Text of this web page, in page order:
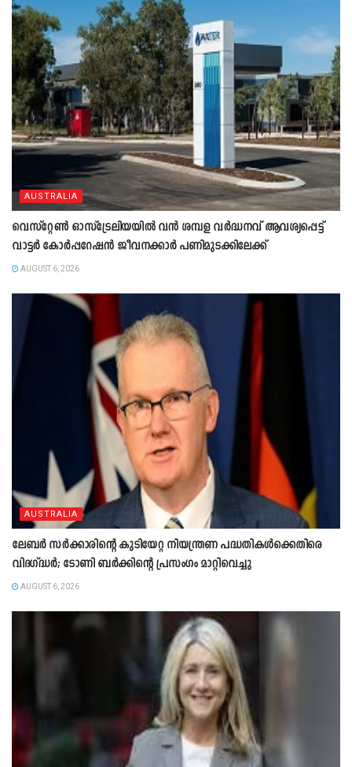
AUSTRALIA
വെസ്റ്റേൺ ഓസ്‌ട്രേലിയയിൽ വൻ ശമ്പള വർദ്ധനവ് ആവശ്യപ്പെട്ട്
വാട്ടർ കോർപ്പറേഷൻ ജീവനക്കാർ പണിമുടക്കിലേക്ക്
AUGUST 6, 2026
AUSTRALIA
ലേബർ സർക്കാരിന്റെ കുടിയേറ്റ നിയന്ത്രണ പദ്ധതികൾക്കെതിരെ
വിദഗ്ദ്ധർ; ടോണി ബർക്കിന്റെ പ്രസംഗം മാറ്റിവെച്ചു
AUGUST 6, 2026